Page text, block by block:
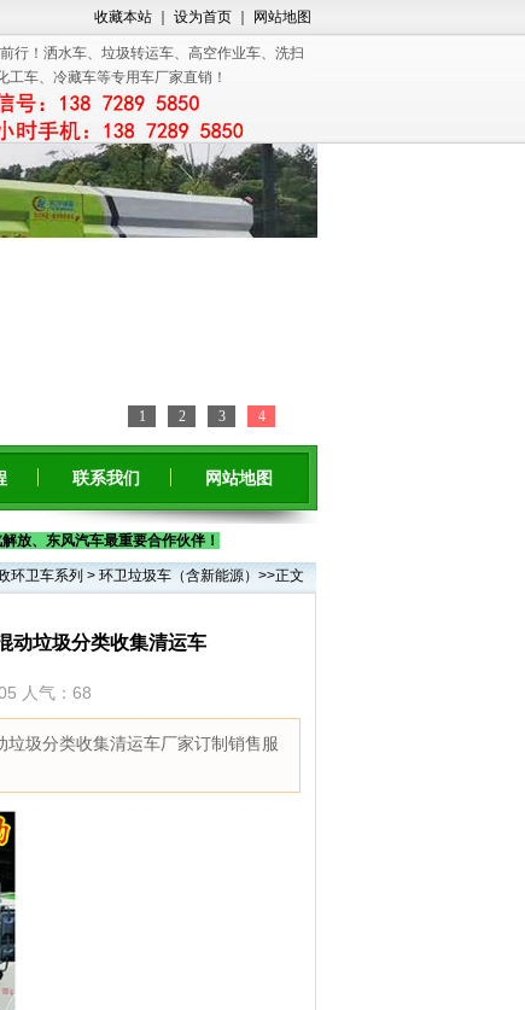
收藏本站 设为首页 网站地图
行！洒水车、垃圾转运车、高空作业车、洗扫
工车、冷藏车等专用车厂家直销！
4
3
2
1
联系我们 网站地图
放、东风汽车最重要合作伙伴！
环卫车系列 > 环卫垃圾车（含新能源） >>正文
动垃圾分类收集清运车
人气： 68
圾分类收集清运车厂家订制销售服